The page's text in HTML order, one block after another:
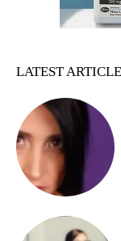
LATEST